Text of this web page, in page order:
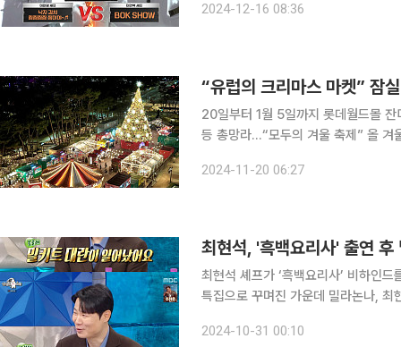
서 큰 인기를 끈 에드워드 리, 이미영(
2024-12-16 08:36
“유럽의 크리마스 마켓” 잠
20일부터 1월 5일까지 롯데월드몰
등 총망라…“모두의 겨울 축제” 올 겨울 국내 최대 규모의 ‘크리스마스 마켓’이 서울 잠실 롯데월드
광장에서 매일 오전 10시 30분부터
2024-11-20 06:27
최현석, '흑백요리사' 출연
최현석 셰프가 ‘흑백요리사’ 비하인드를 전했다. 30일 방송된 MBC ‘라디오스
특집으로 꾸며진 가운데 밀라논나, 최현
“태어나서 마늘을 빼먹어 본 적이 없
2024-10-31 00:10